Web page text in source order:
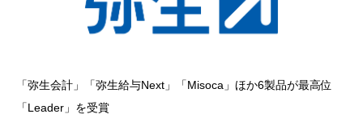
「弥生会計」「弥生給与Next」「Misoca」ほか6製品が最高位
「Leader」を受賞